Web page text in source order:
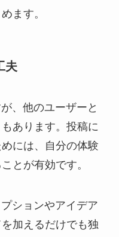
ます。
夫
、他のユーザーと
あります。投稿に
には、自分の体験
とが有効です。
ションやアイデア
加えるだけでも独